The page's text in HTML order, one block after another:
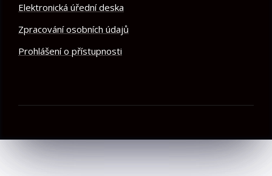
Elektronická úřední deska
Zpracování osobních údajů
Prohlášení o přístupnosti